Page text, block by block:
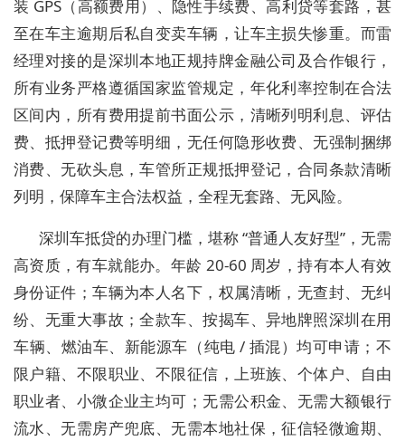
装 GPS（高额费用）、隐性手续费、高利贷等套路，甚
至在车主逾期后私自变卖车辆，让车主损失惨重。而雷
经理对接的是深圳本地正规持牌金融公司及合作银行，
所有业务严格遵循国家监管规定，年化利率控制在合法
区间内，所有费用提前书面公示，清晰列明利息、评估
费、抵押登记费等明细，无任何隐形收费、无强制捆绑
消费、无砍头息，车管所正规抵押登记，合同条款清晰
列明，保障车主合法权益，全程无套路、无风险。
深圳车抵贷的办理门槛，堪称 “普通人友好型”，无需
高资质，有车就能办。年龄 20-60 周岁，持有本人有效
身份证件；车辆为本人名下，权属清晰，无查封、无纠
纷、无重大事故；全款车、按揭车、异地牌照深圳在用
车辆、燃油车、新能源车（纯电 / 插混）均可申请；不
限户籍、不限职业、不限征信，上班族、个体户、自由
职业者、小微企业主均可；无需公积金、无需大额银行
流水、无需房产兜底、无需本地社保，征信轻微逾期、